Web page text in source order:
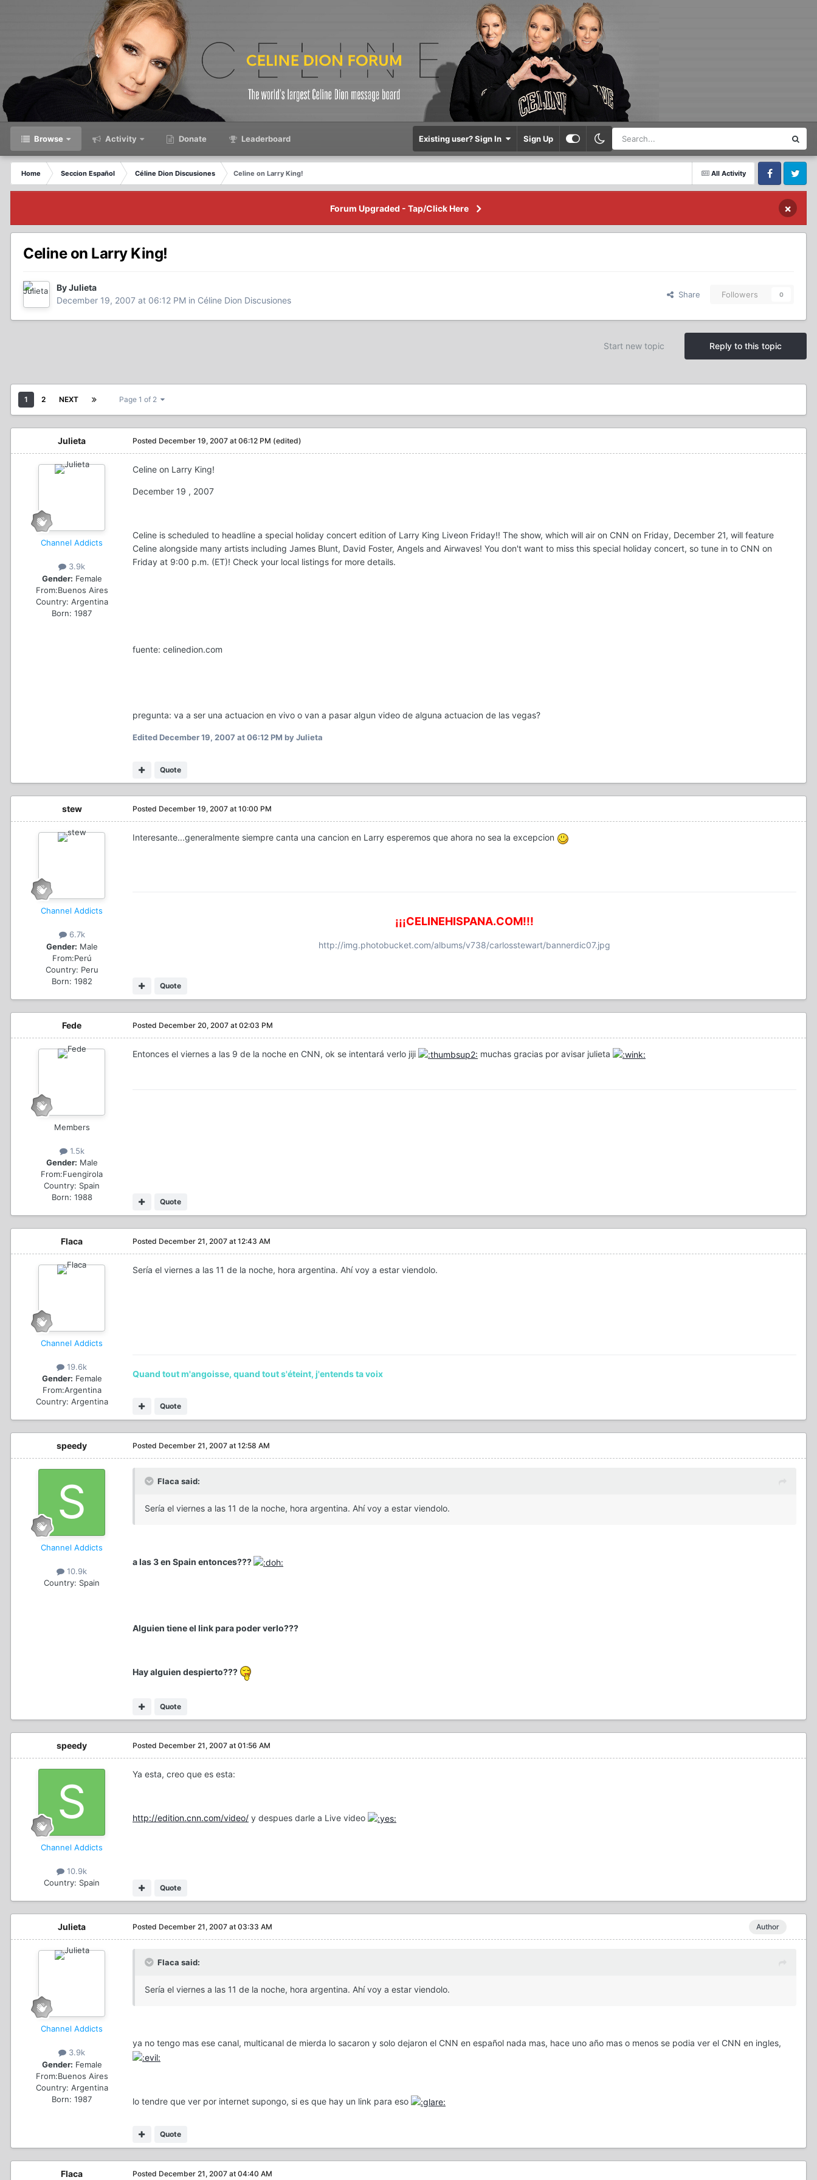
Browse Activity Donate Leaderboard Existing user? Sign In Sign Up
All Activity
Home Seccion Español Céline Dion Discusiones
Celine on Larry King!
FacebookTwitter
Forum Upgraded - Tap/Click Here ×
Celine on Larry King!
By Julieta
December 19, 2007 at 06:12 PM in Céline Dion Discusiones
Share Followers 0
Reply to this topic
Start new topic
1 2 NEXT Page 1 of 2
Julieta
Channel Addicts
3.9k
Gender: Female
From:Buenos Aires
Country: Argentina
Born: 1987
Posted December 19, 2007 at 06:12 PM (edited)
Celine on Larry King!
December 19 , 2007
Celine is scheduled to headline a special holiday concert edition of Larry King Liveon Friday!! The show, which will air on CNN on Friday, December 21, will feature
Celine alongside many artists including James Blunt, David Foster, Angels and Airwaves! You don't want to miss this special holiday concert, so tune in to CNN on
Friday at 9:00 p.m. (ET)! Check your local listings for more details.
fuente: celinedion.com
pregunta: va a ser una actuacion en vivo o van a pasar algun video de alguna actuacion de las vegas?
EditedDecember 19, 2007 at 06:12 PM by Julieta
Quote
stew
Channel Addicts
6.7k
Gender: Male
From:Perú
Country: Peru
Born: 1982
Posted December 19, 2007 at 10:00 PM
Interesante...generalmente siempre canta una cancion en Larry esperemos que ahora no sea la excepcion
Quote
¡¡¡CELINEHISPANA.COM!!!
http://img.photobucket.com/albums/v738/carlosstewart/bannerdic07.jpg
Fede
Members
1.5k
Gender: Male
From:Fuengirola
Country: Spain
Born: 1988
Posted December 20, 2007 at 02:03 PM
Entonces el viernes a las 9 de la noche en CNN, ok se intentará verlo jiji muchas gracias por avisar julieta
Quote
Flaca
Channel Addicts
19.6k
Gender: Female
From:Argentina
Country: Argentina
Posted December 21, 2007 at 12:43 AM
Sería el viernes a las 11 de la noche, hora argentina. Ahí voy a estar viendolo.
Quote
Quand tout m'angoisse, quand tout s'éteint, j'entends ta voix
speedy
Channel Addicts
10.9k
Country: Spain
Posted December 21, 2007 at 12:58 AM
Flaca said:
Sería el viernes a las 11 de la noche, hora argentina. Ahí voy a estar viendolo.
a las 3 en Spain entonces???
Alguien tiene el link para poder verlo???
Hay alguien despierto???
Quote
speedy
Channel Addicts
10.9k
Country: Spain
Posted December 21, 2007 at 01:56 AM
Ya esta, creo que es esta:
http://edition.cnn.com/video/ y despues darle a Live video
Quote
Julieta
Channel Addicts
3.9k
Gender: Female
From:Buenos Aires
Country: Argentina
Born: 1987
Author
Posted December 21, 2007 at 03:33 AM
Flaca said:
Sería el viernes a las 11 de la noche, hora argentina. Ahí voy a estar viendolo.
ya no tengo mas ese canal, multicanal de mierda lo sacaron y solo dejaron el CNN en español nada mas, hace uno año mas o menos se podia ver el CNN en ingles,
lo tendre que ver por internet supongo, si es que hay un link para eso
Quote
Flaca Posted December 21, 2007 at 04:40 AM